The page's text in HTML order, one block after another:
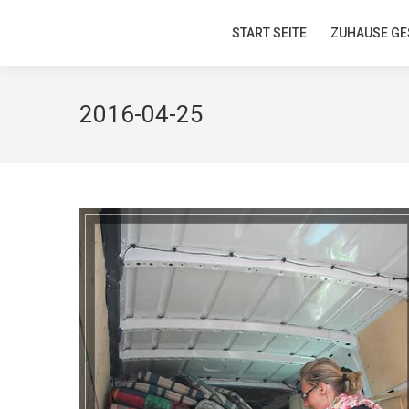
START SEITE ZUHAUSE
2016-04-25
START SEITE ZUHAUSE